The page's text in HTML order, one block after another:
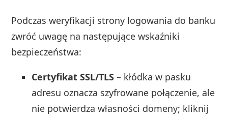
Podczas weryfikacji strony logowania do banku
zwróć uwagę na następujące wskaźniki
bezpieczeństwa:
Certyfikat SSL/TLS – kłódka w pasku
adresu oznacza szyfrowane połączenie, ale
nie potwierdza własności domeny; kliknij